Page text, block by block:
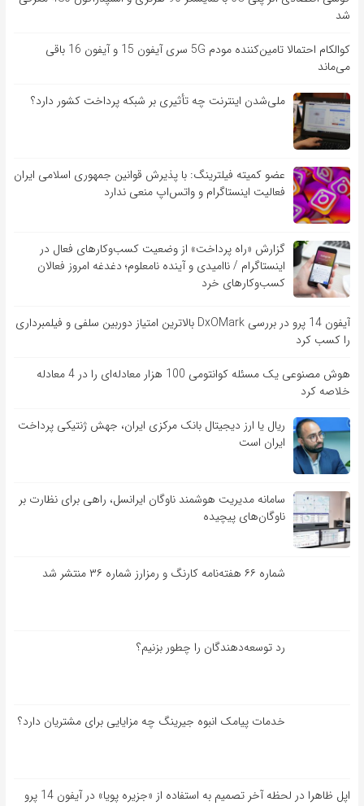
شد
کوالکام احتمالا تامین‌کننده مودم 5G سری آیفون 15 و آیفون 16 باقی
می‌ماند
ملی‌شدن اینترنت چه تأثیری بر شبکه پرداخت کشور دارد؟
عضو کمیته فیلترینگ: با پذیرش قوانین جمهوری اسلامی ایران
فعالیت اینستاگرام و واتس‌اپ منعی ندارد
گزارش «راه پرداخت» از وضعیت کسب‌وکارهای فعال در
اینستاگرام / ناامیدی و آینده نامعلوم؛ دغدغه امروز فعالان
کسب‌وکارهای خرد
آیفون 14 پرو در بررسی DxOMark بالاترین امتیاز دوربین سلفی و فیلمبرداری
را کسب کرد
هوش مصنوعی یک مسئله کوانتومی 100 هزار معادله‌‎ای را در 4 معادله
خلاصه کرد
ریال یا ارز دیجیتال بانک مرکزی ایران، جهش ژنتیکی پرداخت
ایران است
سامانه مدیریت هوشمند ناوگان ایرانسل، راهی برای نظارت بر
ناوگان‌های پیچیده
شماره ۶۶ هفته‌نامه کارنگ و رمزارز شماره ۳۶ منتشر شد
رد توسعه‌دهندگان را چطور بزنیم؟
خدمات پیامک انبوه جیرینگ چه مزایایی برای مشتریان دارد؟
اپل ظاهرا در لحظه آخر تصمیم به استفاده از «جزیره پویا» در آیفون 14 پرو